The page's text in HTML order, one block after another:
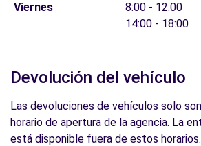
Viernes
8:00 - 12:00
14:00 - 18:00
Devolución del vehículo
Las devoluciones de vehículos solo
horario de apertura de la agencia. La
está disponible fuera de estos horarios.